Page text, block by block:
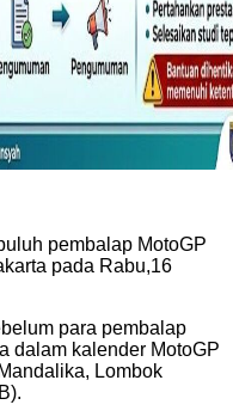
pembalap MotoGP
pada Rabu,16
para pembalap
dalam kalender MotoGP
Lombok